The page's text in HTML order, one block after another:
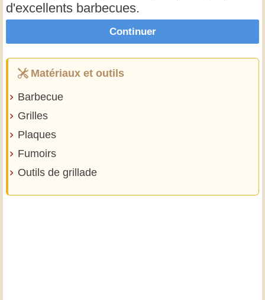
d'excellents barbecues.
Continuer
Matériaux et outils
Barbecue
Grilles
Plaques
Fumoirs
Outils de grillade